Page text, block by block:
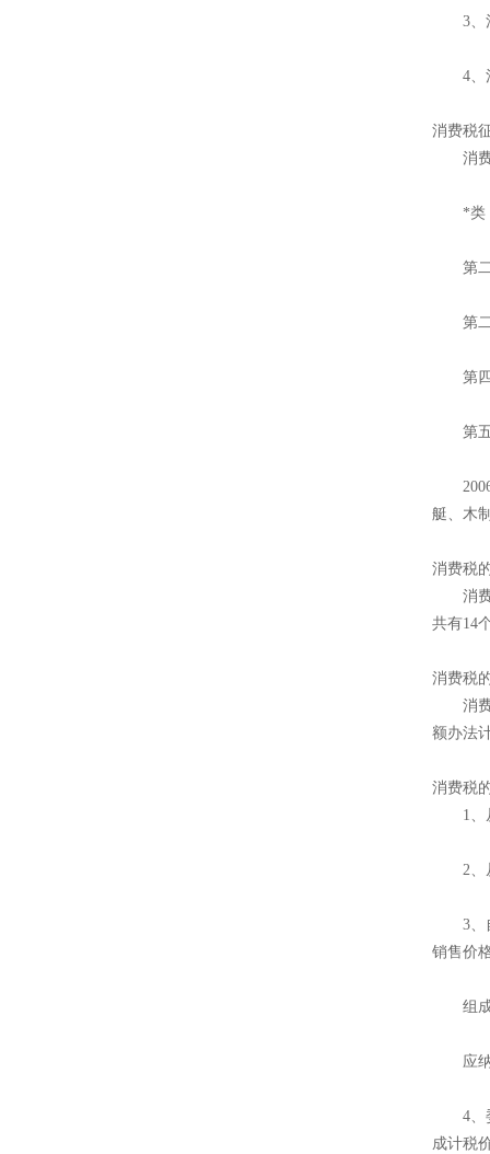
3、消
4、消
消费税
消费
*类：
第二
第二
第四
第五
2006
艇、木
消费税
消费
共有14
消费税
消费
额办法
消费税
1、从
2、从
3、自
销售价
组成
应纳
4、委
成计税